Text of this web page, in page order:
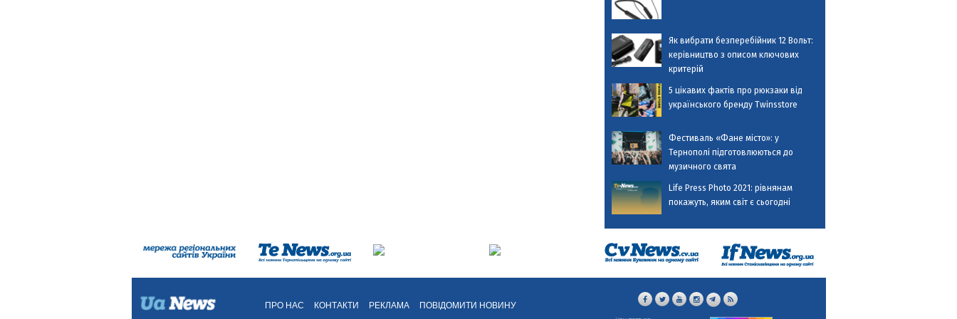
Як вибрати безперебійник 12 Вольт:
керівництво з описом ключових
критерій
5 цікавих фактів про рюкзаки від
українського бренду Twinsstore
Фестиваль «Фане місто»: у
Тернополі підготовлюються до
музичного свята
Life Press Photo 2021: рівнянам
покажуть, яким світ є сьогодні
ПРО НАС КОНТАКТИ РЕКЛАМА ПОВІДОМИТИ НОВИНУ